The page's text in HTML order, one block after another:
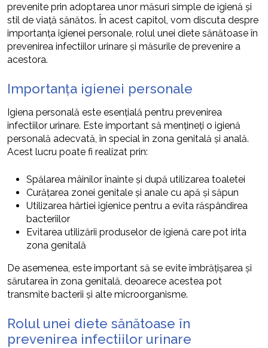
prevenite prin adoptarea unor măsuri simple de igienă și
stil de viață sănătos. În acest capitol, vom discuta despre
importanța igienei personale, rolul unei diete sănătoase în
prevenirea infectiilor urinare și măsurile de prevenire a
acestora.
Importanța igienei personale
Igiena personală este esențială pentru prevenirea
infectiilor urinare. Este important să mențineți o igienă
personală adecvată, în special în zona genitală și anală.
Acest lucru poate fi realizat prin:
Spălarea mâinilor înainte și după utilizarea toaletei
Curățarea zonei genitale și anale cu apă și săpun
Utilizarea hârtiei igienice pentru a evita răspândirea
bacteriilor
Evitarea utilizării produselor de igienă care pot irita
zona genitală
De asemenea, este important să se evite îmbrățișarea și
sărutarea în zona genitală, deoarece acestea pot
transmite bacterii și alte microorganisme.
Rolul unei diete sănătoase în
prevenirea infectiilor urinare